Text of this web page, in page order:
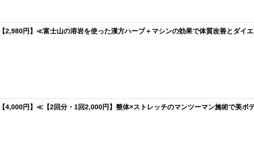
【2,980円】≪富士山の溶岩を使った漢方ハーブ＋マシンの効果で体質改善とダイ
【4,000円】≪【2回分・1回2,000円】整体×ストレッチのマンツーマン施術で美